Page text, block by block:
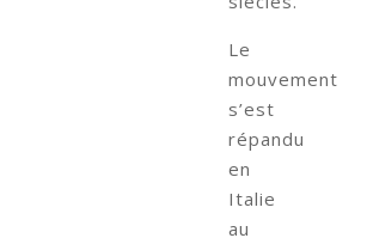
Le
mouvement
s’est
répandu
en
Italie
au